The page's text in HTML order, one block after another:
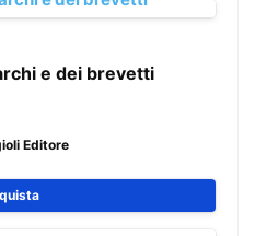
e dei brevetti
analizza la disciplina dei
industriale, tenuto
legislative e dei più recenti
da un taglio
Editore